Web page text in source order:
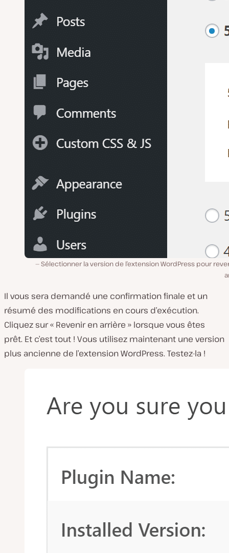
Sélectionner la version de l’extension WordPress pour
Il vous sera demandé une confirmation finale et un
résumé des modifications en cours d’exécution.
Cliquez sur « Revenir en arrière » lorsque vous êtes
prêt. Et c’est tout ! Vous utilisez maintenant une version
plus ancienne de l’extension WordPress. Testez-la !